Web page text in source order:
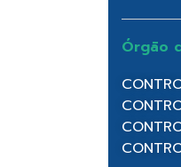
Órgão